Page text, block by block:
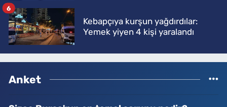
Kebapçıya kurşun yağdırdılar:
Yemek yiyen 4 kişi yaralandı
6
Anket